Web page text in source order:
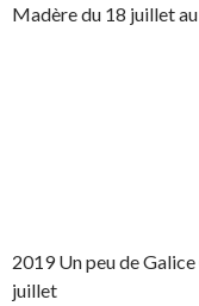
Madère du 18 juillet
2019 Un peu de
juillet